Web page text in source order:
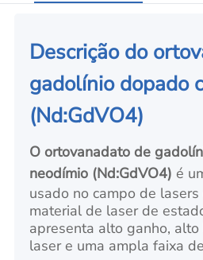
Descrição do
gadolínio dopado
(Nd:GdVO4)
O ortovanadato de
neodímio (Nd:GdVO4) é
usado no campo de lasers
material de laser de
apresenta alto ganho,
laser e uma ampla faixa